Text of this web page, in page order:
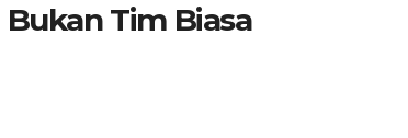
Tim Biasa